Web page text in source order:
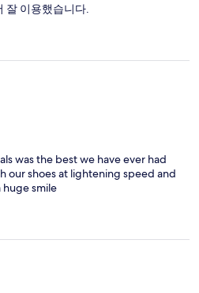
잘 이용했습니다.
was the best we have ever had
our shoes at lightening speed and
huge smile